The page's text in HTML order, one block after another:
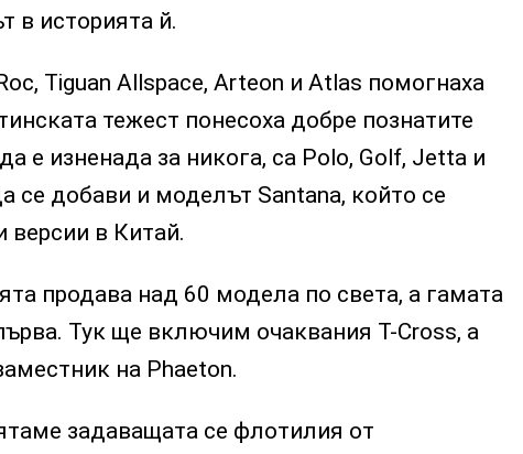
в историята й.
Tiguan Allspace, Arteon и Atlas помогнаха
тежест понесоха добре познатите
е изненада за никога, са Polo, Golf, Jetta и
се добави и моделът Santana, който се
версии в Китай.
продава над 60 модела по света, а гамата
Тук ще включим очаквания T-Cross, а
на Phaeton.
задаващата се флотилия от